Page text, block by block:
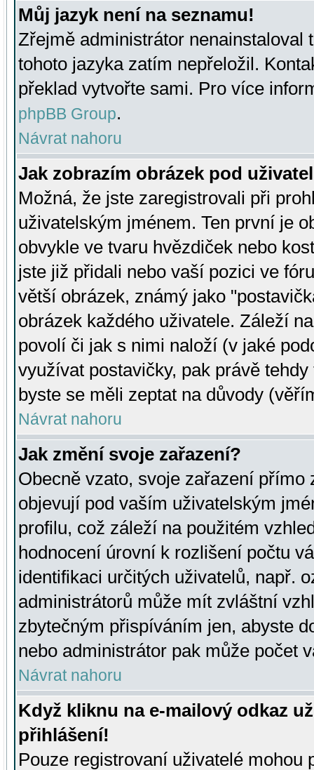
Můj jazyk není na seznamu!
Zřejmě administrátor nenainstaloval
tohoto jazyka zatím nepřeložil.
překlad vytvořte sami. Pro více
phpBB Group.
Návrat nahoru
Jak zobrazím obrázek pod
Možná, že jste zaregistrovali při
uživatelským jménem. Ten první je
obvykle ve tvaru hvězdiček nebo
jste již přidali nebo vaší pozici ve
větší obrázek, známý jako
obrázek každého uživatele. Záleží
povolí či jak s nimi naloží (v jaké
využívat postavičky, pak právě
byste se měli zeptat na důvody
Návrat nahoru
Jak změní svoje zařazení?
Obecně vzato, svoje zařazení přímo
objevují pod vaším uživatelským
profilu, což záleží na použitém
hodnocení úrovní k rozlišení počtu
identifikaci určitých uživatelů, např.
administrátorů může mít zvláštní
zbytečným přispíváním jen, abyste
nebo administrátor pak může počet
Návrat nahoru
Když kliknu na e-mailový odkaz
přihlášení!
Pouze registrovaní uživatelé mohou